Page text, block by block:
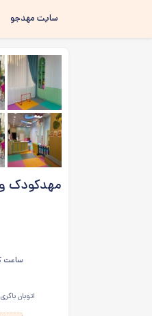
سایت مهدجو
مهدکودک
ساعت
اتوبان